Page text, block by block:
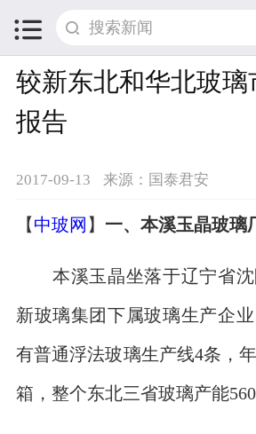

较新东北和华北玻璃
报告
2017-09-13 来源：国泰君安
【 中玻网 】 一、本溪玉晶玻璃
本溪玉晶坐落于辽宁省沈
新玻璃集团下属玻璃生产企
有普通浮法玻璃生产线4条，
箱，整个东北三省玻璃产能